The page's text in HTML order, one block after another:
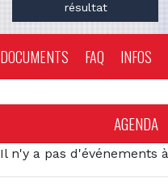
résultat
DOCUMENTS FAQ INFOS
AGENDA
Il n'y a pas d'événements